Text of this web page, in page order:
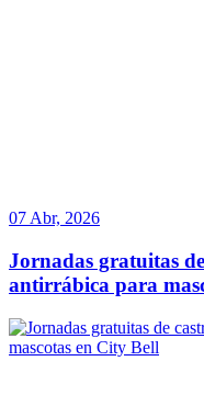
07 Abr, 2026
Jornadas gratuitas
antirrábica para